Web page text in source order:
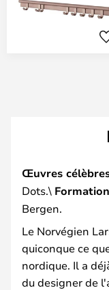
Œuvres
Dots.\
Bergen.
Le Norvégien
quiconque ce
nordique. Il a
du designer de